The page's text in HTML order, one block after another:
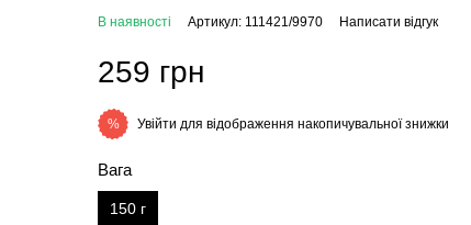
В наявності Артикул: 111421/9970 Написати відгук
259 грн
% Увійти для відображення накопичувальної знижки
Вага
150 г